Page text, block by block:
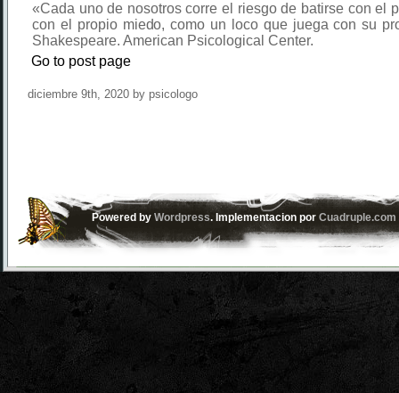
«Cada uno de nosotros corre el riesgo de batirse con el
con el propio miedo, como un loco que juega con su
Shakespeare. American Psicological Center.
Go to post page
diciembre 9th, 2020 by psicologo
Powered byWordpress. Implementacion porCuadruple.com